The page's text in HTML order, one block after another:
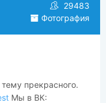
29483
Фотография
прекрасного.
Мы в ВК: